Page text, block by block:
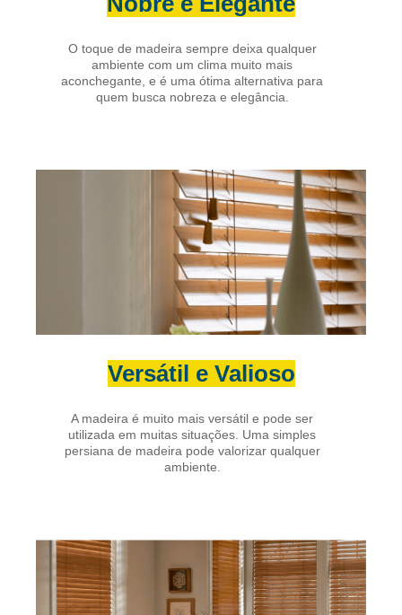
O toque de madeira sempre deixa qualquer
ambiente com um clima muito mais
aconchegante, e é uma ótima alternativa para
quem busca nobreza e elegância.
Versátil e Valioso
A madeira é muito mais versátil e pode ser
utilizada em muitas situações. Uma simples
persiana de madeira pode valorizar qualquer
ambiente.